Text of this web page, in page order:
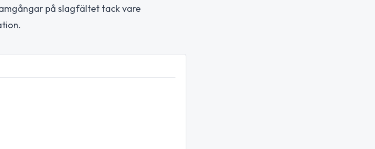
på slagfältet tack vare